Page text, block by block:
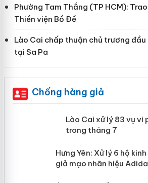
Phường Tam Thắng (TP HCM):
Thiền viện Bồ Đề
Lào Cai chấp thuận chủ trương
tại Sa Pa
Chống hàng giả
Lào Cai xử lý 83 vụ
mại trong tháng 7